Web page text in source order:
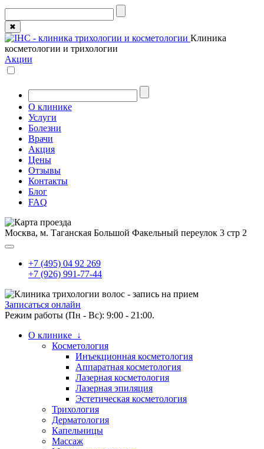
✖
Клиника
косметологии и трихологии
Акции
О клинике
Услуги
Болезни
Врачи
Акция
Цены
Отзывы
Контакты
Блог
FAQ
Москва, м. Таганская Большой Факельный переулок 3 стр 2
+7 (495) 04 92 269
+7 (926) 991-77-44
Записаться онлайн
Режим работы (Пн - Вс): 9:00 - 21:00.
О клинике ↓
Косметология
Инъекционная косметология
Аппаратная косметология
Лазерная косметология
Лазерная эпиляция
Эстетическая косметология
Трихология
Дерматология
Капельницы
Массаж